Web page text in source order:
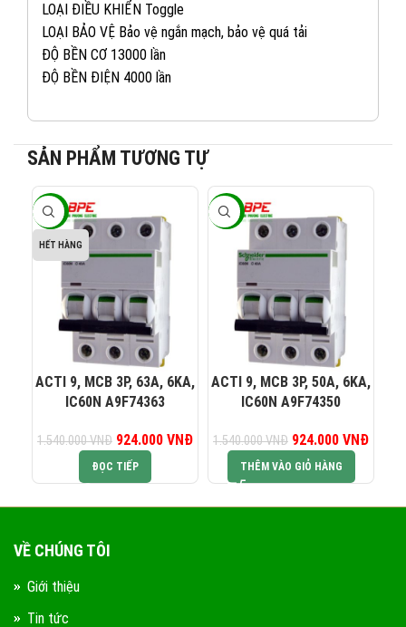
LOẠI ĐIỀU KHIỂN Toggle
LOẠI BẢO VỆ Bảo vệ ngắn mạch, bảo vệ quá tải
ĐỘ BỀN CƠ 13000 lần
ĐỘ BỀN ĐIỆN 4000 lần
SẢN PHẨM TƯƠNG TỰ
-40%
HẾT HÀNG
ACTI 9, MCB 3P, 63A, 6KA,
IC60N A9F74363
1.540.000VNĐ
Giá gốc là:
1.540.000 VNĐ.
924.000 VNĐ Giá hiện tại là:
924.000 VNĐ.
ĐỌC TIẾP
-40%
ACTI 9, MCB 3P, 50A, 6KA,
IC60N A9F74350
1.540.000VNĐ
Giá gốc là:
1.540.000 VNĐ.
924.000 VNĐ
THÊM VÀO GIỎ HÀNG
VỀ CHÚNG TÔI
Giới thiệu
Tin tức
KINH DOANH 1: 082 234 2688
KINH DOANH 2: 0965 101 613
KINH DOANH 3: 0824 927 568
KINH DOANH 4: 0823 944 186